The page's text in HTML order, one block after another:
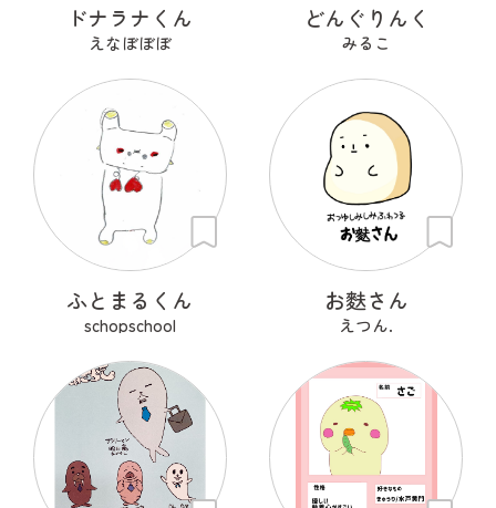
ドナラナくん
えなぼぼぼ
どんぐりんく
みるこ
ふとまるくん
schopschool
お麩さん
えつん.